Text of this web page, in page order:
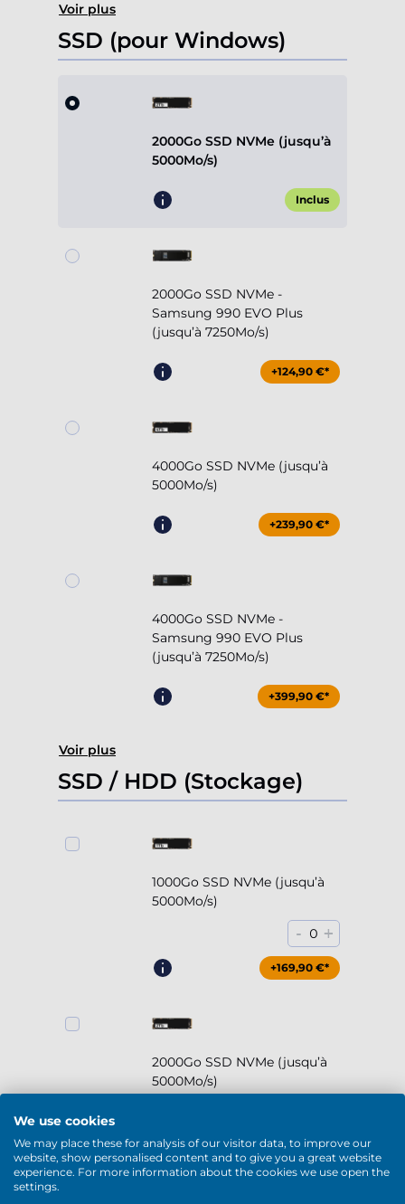
Voir plus
SSD (pour Windows)
2000Go SSD NVMe (jusqu’à
5000Mo/s)
Inclus
2000Go SSD NVMe -
Samsung 990 EVO Plus
(jusqu’à 7250Mo/s)
+124,90 €*
4000Go SSD NVMe (jusqu’à
5000Mo/s)
+239,90 €*
4000Go SSD NVMe -
Samsung 990 EVO Plus
(jusqu’à 7250Mo/s)
+399,90 €*
Voir plus
SSD / HDD (Stockage)
1000Go SSD NVMe (jusqu’à
5000Mo/s)
- 0 +
+169,90 €*
2000Go SSD NVMe (jusqu’à
5000Mo/s)
+294,90 €*
We use cookies
We may place these for analysis of our visitor data, to improve our
website, show personalised content and to give you a great website
experience. For more information about the cookies we use open the
settings.